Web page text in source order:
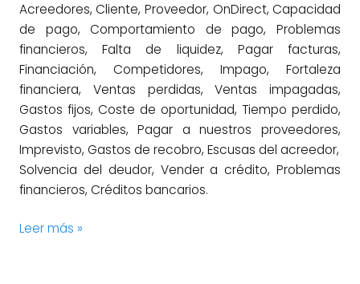
Acreedores, Cliente, Proveedor, OnDirect, Capacidad
de pago, Comportamiento de pago, Problemas
financieros, Falta de liquidez, Pagar facturas,
Financiación, Competidores, Impago, Fortaleza
financiera, Ventas perdidas, Ventas impagadas,
Gastos fijos, Coste de oportunidad, Tiempo perdido,
Gastos variables, Pagar a nuestros proveedores,
Imprevisto, Gastos de recobro, Escusas del acreedor,
Solvencia del deudor, Vender a crédito, Problemas
financieros, Créditos bancarios.
Leer más »